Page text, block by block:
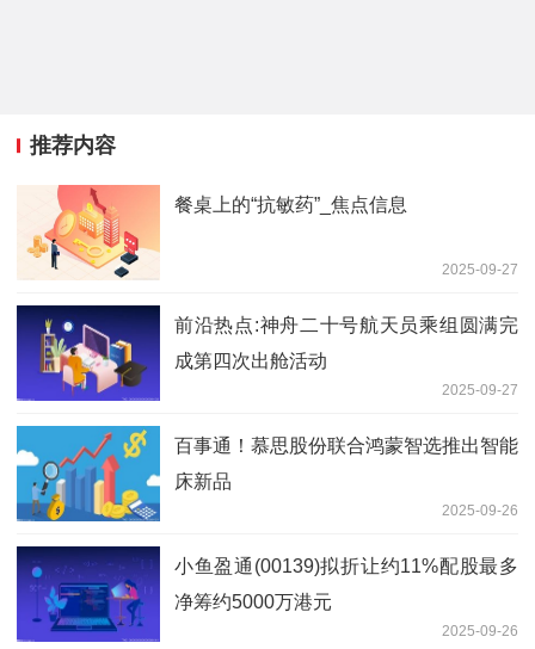
推荐内容
餐桌上的“抗敏药”_焦点信息
2025-09-27
前沿热点:神舟二十号航天员乘组圆满完
成第四次出舱活动
2025-09-27
百事通！慕思股份联合鸿蒙智选推出智能
床新品
2025-09-26
小鱼盈通(00139)拟折让约11%配股最多
净筹约5000万港元
2025-09-26